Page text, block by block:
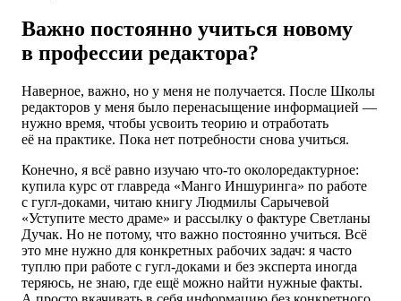
Важно постоянно учиться новому
в профессии редактора?
Наверное, важно, но у меня не получается. После Школы
редакторов у меня было перенасыщение информацией —
нужно время, чтобы усвоить теорию и отработать
её на практике. Пока нет потребности снова учиться.
Конечно, я всё равно изучаю что-то околоредактурное:
купила курс от главреда «Манго Иншуринга» по работе
с гугл-доками, читаю книгу Людмилы Сарычевой
«Уступите место драме» и рассылку о фактуре Светланы
Дучак. Но не потому, что важно постоянно учиться. Всё
это мне нужно для конкретных рабочих задач: я часто
туплю при работе с гугл-доками и без эксперта иногда
теряюсь, не знаю, где ещё можно найти нужные факты.